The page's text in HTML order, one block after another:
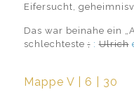
Eifersucht,
Das war beinahe ein
schlechteste; : Ulrich
Mappe V | 6 | 30